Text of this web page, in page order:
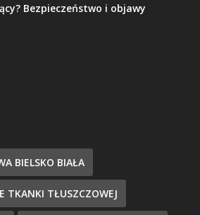
Bezpieczeństwo i objawy
BIELSKO BIAŁA
TKANKI TŁUSZCZOWEJ